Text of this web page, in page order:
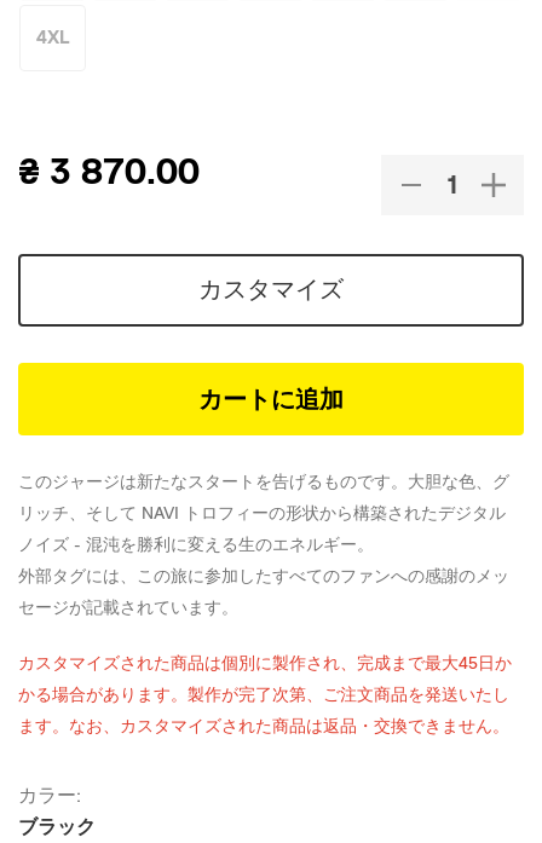
4XL
₴ 3 870.00
カスタマイズ
カートに追加
このジャージは新たなスタートを告げるものです。大胆な色、グ
リッチ、そして NAVI トロフィーの形状から構築されたデジタル
ノイズ - 混沌を勝利に変える生のエネルギー。
外部タグには、この旅に参加したすべてのファンへの感謝のメッ
セージが記載されています。
カスタマイズされた商品は個別に製作され、完成まで最大45日か
かる場合があります。製作が完了次第、ご注文商品を発送いたし
ます。なお、カスタマイズされた商品は返品・交換できません。
カラー:
ブラック